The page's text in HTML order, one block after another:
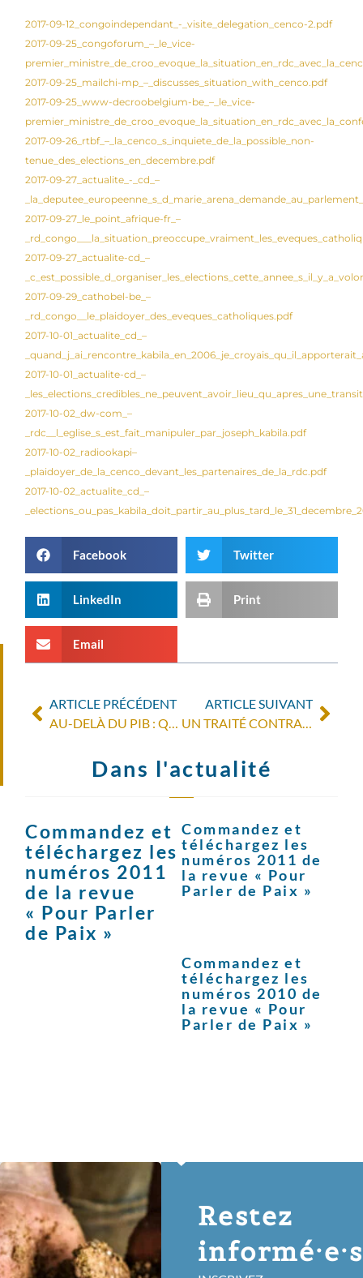
2017-09-12_congoindependant_-_visite_delegation_cenco-2.pdf
2017-09-25_congoforum_–_le_vice-
2017-09-25_mailchi-mp_–_discusses_situation_with_cenco.pdf
2017-09-25_www-decroobelgium-be_–_le_vice-
2017-09-26_rtbf_–_la_cenco_s_inquiete_de_la_possible_non-
tenue_des_elections_en_decembre.pdf
2017-09-27_actualite_-_cd_–
2017-09-27_le_point_afrique-fr_–
2017-09-27_actualite-cd_–
2017-09-29_cathobel-be_–
_rd_congo__le_plaidoyer_des_eveques_catholiques.pdf
2017-10-01_actualite_cd_–
2017-10-01_actualite-cd_–
2017-10-02_dw-com_–
_rdc__l_eglise_s_est_fait_manipuler_par_joseph_kabila.pdf
2017-10-02_radiookapi–
_plaidoyer_de_la_cenco_devant_les_partenaires_de_la_rdc.pdf
2017-10-02_actualite_cd_–
Facebook Twitter
LinkedIn Print
Email
ARTICLE PRÉCÉDENT
AU-DELÀ DU PIB : QUELS INDICATEURS POUR QUEL PROJET DE SOCIÉTÉ ? (FORFOR)
ARTICLE SUIVANT
UN TRAITÉ CONTRAIGNANT POUR LES ENTREPRISES ?
Dans l'actualité
Commandez et
téléchargez les
numéros 2011
de la revue
« Pour Parler
de Paix »
Commandez et
téléchargez les
numéros 2011 de
la revue « Pour
Parler de Paix »
Commandez et
téléchargez les
numéros 2010 de
la revue « Pour
Parler de Paix »
Restez
informé·e·s